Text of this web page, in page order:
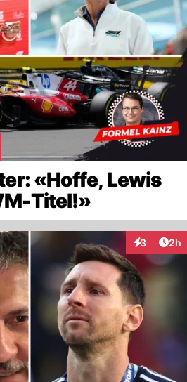
«Hoffe, Lewis
Titel!»
3 2h